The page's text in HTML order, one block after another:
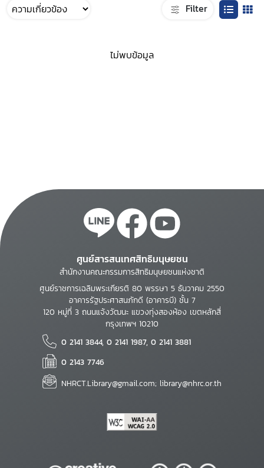
Filter
ไม่พบข้อมูล
ศูนย์สารสนเทศสิทธิมนุษยชน
สำนักงานคณะกรรมการสิทธิมนุษยชนแห่งชาติ
ศูนย์ราชการเฉลิมพระเกียรติ 80 พรรษา 5 ธันวาคม 2550
อาคารรัฐประศาสนภักดี (อาคารบี) ชั้น 7
120 หมู่ที่ 3 ถนนแจ้งวัฒนะ แขวงทุ่งสองห้อง เขตหลักสี่
กรุงเทพฯ 10210
0 2141 3844, 0 2141 1987, 0 2141 3881
0 2143 7746
NHRCT.Library@gmail.com; library@nhrc.or.th